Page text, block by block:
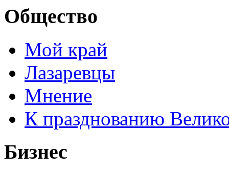
Общество
Мой край
Лазаревцы
Мнение
К празднованию
Бизнес